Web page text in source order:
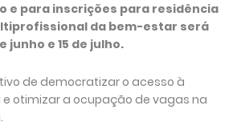
e para inscrições para residência
da bem-estar será
junho e 15 de julho.
de democratizar o acesso à
otimizar a ocupação de vagas na